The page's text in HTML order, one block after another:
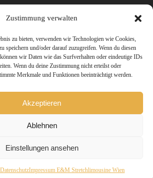
Zustimmung verwalten
zu bieten, verwenden wir Technologien wie Cookies,
speichern und/oder darauf zuzugreifen. Wenn du diesen
wir Daten wie das Surfverhalten oder eindeutige IDs
Wenn du deine Zustimmung nicht erteilst oder
Merkmale und Funktionen beeinträchtigt werden.
Akzeptieren
Ablehnen
Einstellungen ansehen
DatenschutzImpressum E&M Stretchlimousine Wien